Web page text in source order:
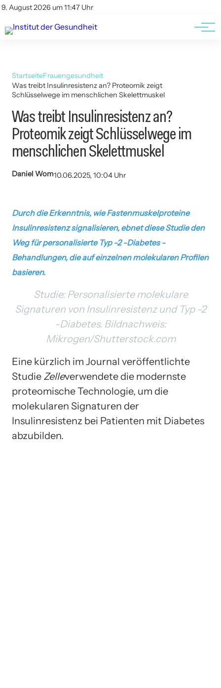
9. August 2026 um 11:47 Uhr
Kontakt
Kontakt
AGBs
StartseiteFrauengesundheit
Was treibt Insulinresistenz an? Proteomik zeigt
Schlüsselwege im menschlichen Skelettmuskel
Was treibt Insulinresistenz an?
Proteomik zeigt Schlüsselwege im
menschlichen Skelettmuskel
Daniel Wom10.06.2025, 10:04 Uhr
Durch die Erkenntnis, wie Fastenmuskelproteine ​​
Insulinresistenz signalisieren, ebnet diese Studie den
Weg für personalisierte Typ -2 -Diabetes -
Behandlungen, die auf einzelnen molekularen Profilen
basieren.
Studie: Personalisierte molekulare
Signaturen von Insulinresistenz und Typ -2
-Diabetes. Bildnachweis:
Mikrogen/Shutterstock.com
Eine kürzlich im Journal veröffentlichte
Studie Zelleverwendete die modernste
proteomische Technologie, um die
molekularen Signaturen der
Insulinresistenz bei Patienten mit Diabetes
abzubilden.